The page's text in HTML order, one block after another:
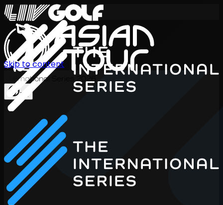
International Series 2026
TH
Skip to content